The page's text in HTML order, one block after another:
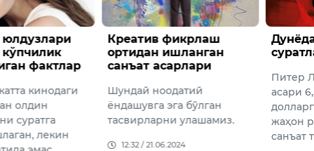
бўлган
улашамиз.
Дунёдаги энг қиммат
суратлар
асари 6,5 миллион
долларга баҳоланиб янги
жаҳон рекордини ўрнатиб,
“Осеan
эълон
Ўтган
ажойиб